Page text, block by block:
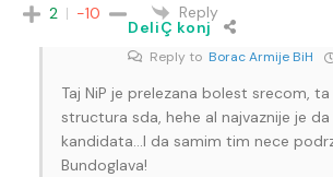
2 -10
Reply
DeliÇ konj
Reply to Borac Armije BiH
Taj NiP je prelezana bolest srecom,
structura sda, hehe al najvaznije je
kandidata…I da samim tim nece
Bundoglava!